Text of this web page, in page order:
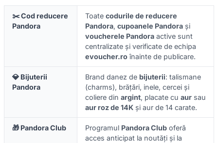
✂️ Cod reducere
Pandora
Toate codurile de reducere
Pandora, cupoanele Pandora și
voucherele Pandora active sunt
centralizate și verificate de echipa
evoucher.roînainte de publicare.
💎 Bijuterii
Pandora
Brand danez de bijuterii: talismane
(charms), brățări, inele, cercei și
coliere din argint, placate cu aur sau
aur roz de 14K și aur de 14 carate.
🎁 Pandora Club Programul Pandora Club oferă
acces anticipat la noutăți și la